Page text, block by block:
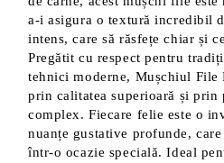
a-i asigura o textură incredibil
intens, care să răsfețe chiar și
Pregătit cu respect pentru
tehnici moderne, Mușchiul File
prin calitatea superioară și prin
complex. Fiecare felie este o
nuanțe gustative profunde,
într-o ocazie specială. Ideal